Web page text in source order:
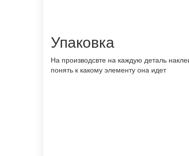
Упаковка
На производсвте на каждую деталь
понять к какому элементу она идет